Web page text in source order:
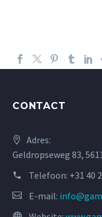
CONTACT
Adres:
Geldropseweg 83,
Telefoon: +31 40
E-mail: